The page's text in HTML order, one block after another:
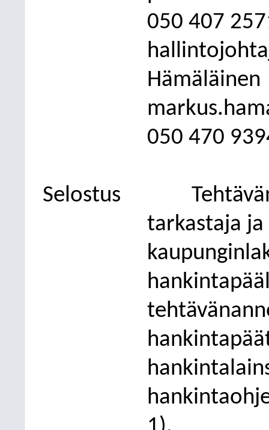
050 407
Hämäläinen
050 470
Selostus
tarkastaja